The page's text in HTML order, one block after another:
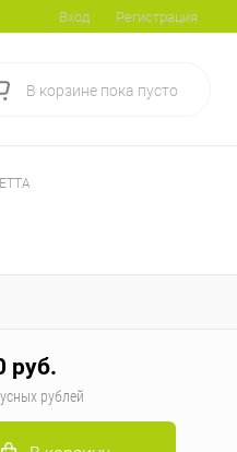
Вход Регистрация
В корзине пока пусто
руб.
рублей